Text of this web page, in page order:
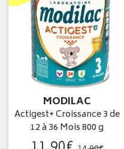
MODILAC
Actigest+ Croissance 3 de
12 à 36 Mois 800 g